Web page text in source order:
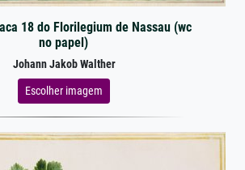
18 do Florilegium de Nassau (wc
no papel)
Johann Jakob Walther
Escolher imagem